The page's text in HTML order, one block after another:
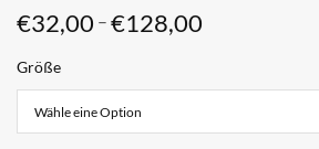
€32,00 –€128,00
Größe